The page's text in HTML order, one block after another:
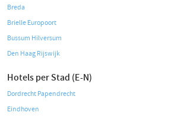
Breda
Brielle Europoort
Bussum Hilversum
Den Haag Rijswijk
Hotels per Stad (E-N)
Dordrecht Papendrecht
Eindhoven